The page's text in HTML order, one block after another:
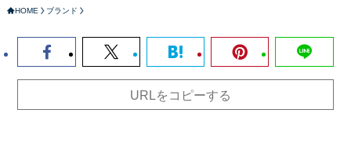
HOME ブランド
URLをコピーする